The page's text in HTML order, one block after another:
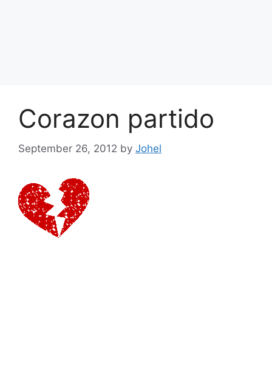
Corazon partido
September 26, 2012 by Johel